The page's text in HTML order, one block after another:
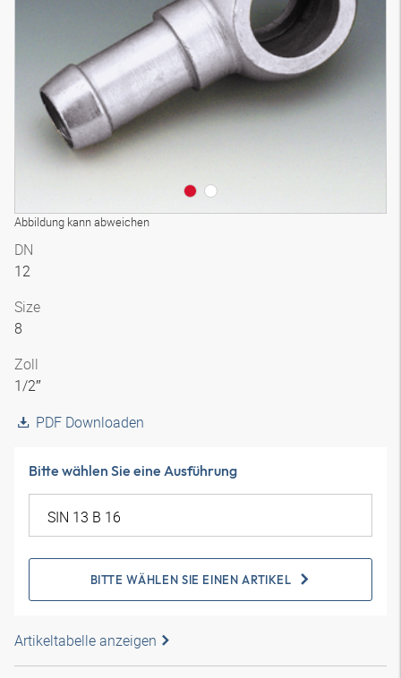
Abbildung kann abweichen
DN
12
Size
8
Zoll
1/2″
PDF Downloaden
Bitte wählen Sie eine Ausführung
BITTE WÄHLEN SIE EINEN ARTIKEL
Artikeltabelle anzeigen